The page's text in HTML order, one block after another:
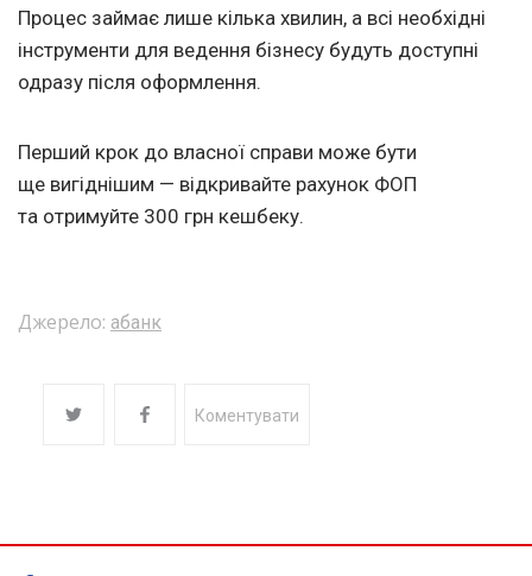
Процес займає лише кілька хвилин, а всі необхідні
інструменти для ведення бізнесу будуть доступні
одразу після оформлення.
Перший крок до власної справи може бути
ще вигіднішим — відкривайте рахунок ФОП
та отримуйте 300 грн кешбеку.
Джерело: абанк
Коментувати